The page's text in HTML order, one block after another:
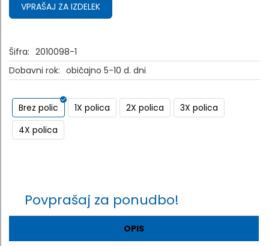
VPRAŠAJ ZA IZDELEK
Šifra: 2010098-1
Dobavni rok: običajno 5-10 d. dni
Brez polic 1X polica 2X polica
3X polica
4X polica
Povprašaj za ponudbo!
OPIS